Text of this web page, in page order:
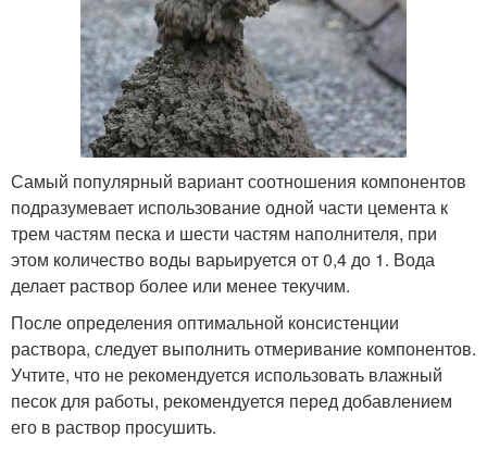
Самый популярный вариант соотношения компонентов
подразумевает использование одной части цемента к
трем частям песка и шести частям наполнителя, при
этом количество воды варьируется от 0,4 до 1. Вода
делает раствор более или менее текучим.
После определения оптимальной консистенции
раствора, следует выполнить отмеривание компонентов.
Учтите, что не рекомендуется использовать влажный
песок для работы, рекомендуется перед добавлением
его в раствор просушить.